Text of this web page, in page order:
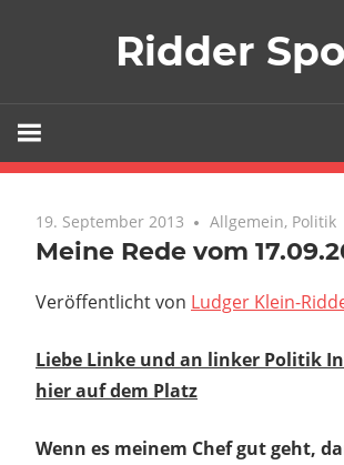
Ridder
19. September 2013 Allgemein, Politik
Meine Rede vom
Veröffentlicht von Ludger Klein-
Liebe Linke und an linker Politik
hier auf dem Platz
Wenn es meinem Chef gut geht,